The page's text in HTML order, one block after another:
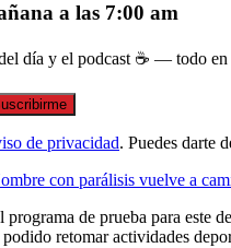
a las 7:00 am
día y el podcast ☕ — todo
de privacidad. Puedes darte
con parálisis vuelve a
de prueba para este
retomar actividades